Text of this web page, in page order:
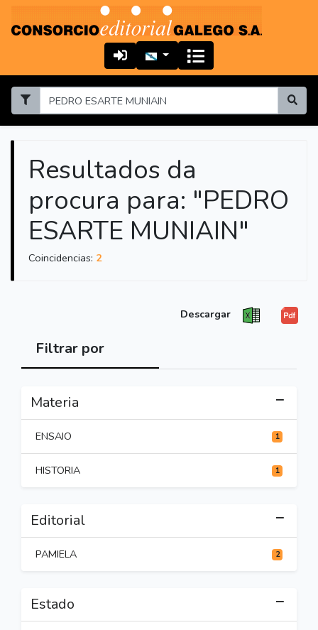
Resultados da
procura para: "PEDRO
ESARTE MUNIAIN"
Coincidencias: 2
Descargar
Filtrar por
Materia
ENSAIO 1
HISTORIA 1
Editorial
PAMIELA 2
Estado